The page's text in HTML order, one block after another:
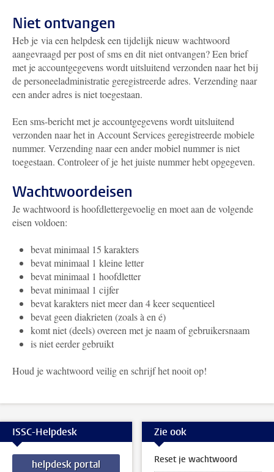
Niet ontvangen
Heb je via een helpdesk een tijdelijk nieuw wachtwoord
aangevraagd per post of sms en dit niet ontvangen? Een brief
met je accountgegevens wordt uitsluitend verzonden naar het bij
de personeeladministratie geregistreerde adres. Verzending naar
een ander adres is niet toegestaan.
Een sms-bericht met je accountgegevens wordt uitsluitend
verzonden naar het in Account Services geregistreerde mobiele
nummer. Verzending naar een ander mobiel nummer is niet
toegestaan. Controleer of je het juiste nummer hebt opgegeven.
Wachtwoordeisen
Je wachtwoord is hoofdlettergevoelig en moet aan de volgende
eisen voldoen:
bevat minimaal 15 karakters
bevat minimaal 1 kleine letter
bevat minimaal 1 hoofdletter
bevat minimaal 1 cijfer
bevat karakters niet meer dan 4 keer sequentieel
bevat geen diakrieten (zoals à en é)
komt niet (deels) overeen met je naam of gebruikersnaam
is niet eerder gebruikt
Houd je wachtwoord veilig en schrijf het nooit op!
ISSC-Helpdesk
helpdesk portal
Zie ook
Reset je wachtwoord